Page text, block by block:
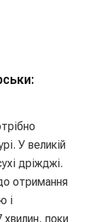
У великій
дріжджі.
отримання
і
поки